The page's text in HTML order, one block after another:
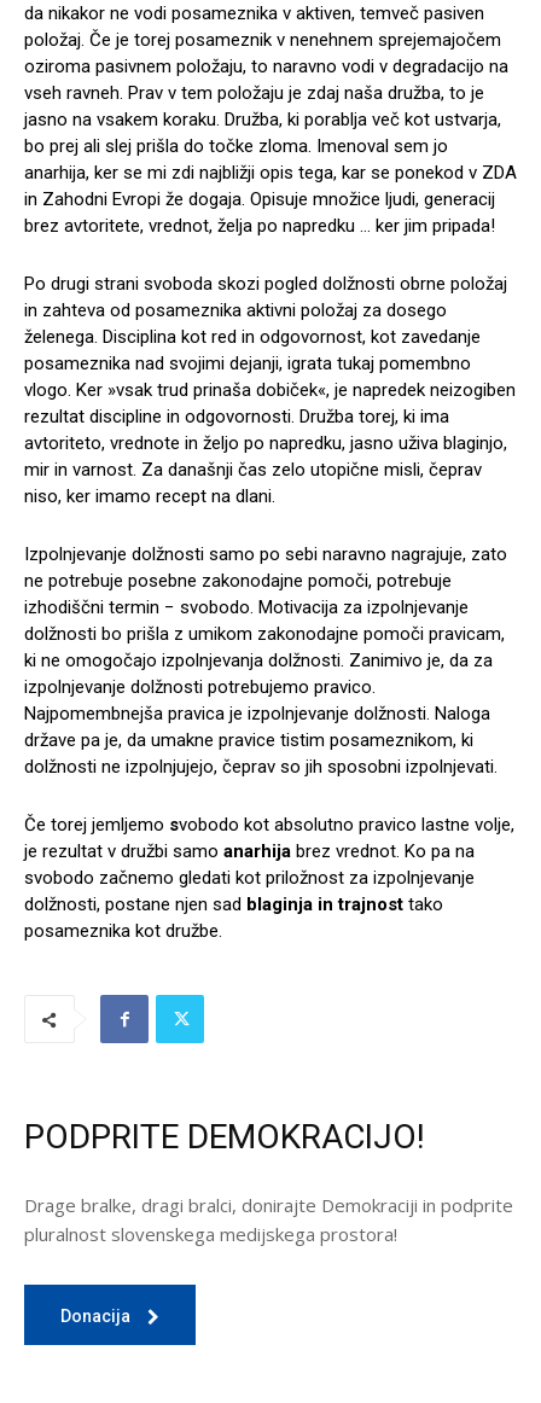
da nikakor ne vodi posameznika v aktiven, temveč pasiven
položaj. Če je torej posameznik v nenehnem sprejemajočem
oziroma pasivnem položaju, to naravno vodi v degradacijo na
vseh ravneh. Prav v tem položaju je zdaj naša družba, to je
jasno na vsakem koraku. Družba, ki porablja več kot ustvarja,
bo prej ali slej prišla do točke zloma. Imenoval sem jo
anarhija, ker se mi zdi najbližji opis tega, kar se ponekod v ZDA
in Zahodni Evropi že dogaja. Opisuje množice ljudi, generacij
brez avtoritete, vrednot, želja po napredku … ker jim pripada!
Po drugi strani svoboda skozi pogled dolžnosti obrne položaj
in zahteva od posameznika aktivni položaj za dosego
želenega. Disciplina kot red in odgovornost, kot zavedanje
posameznika nad svojimi dejanji, igrata tukaj pomembno
vlogo. Ker »vsak trud prinaša dobiček«, je napredek neizogiben
rezultat discipline in odgovornosti. Družba torej, ki ima
avtoriteto, vrednote in željo po napredku, jasno uživa blaginjo,
mir in varnost. Za današnji čas zelo utopične misli, čeprav
niso, ker imamo recept na dlani.
Izpolnjevanje dolžnosti samo po sebi naravno nagrajuje, zato
ne potrebuje posebne zakonodajne pomoči, potrebuje
izhodiščni termin − svobodo. Motivacija za izpolnjevanje
dolžnosti bo prišla z umikom zakonodajne pomoči pravicam,
ki ne omogočajo izpolnjevanja dolžnosti. Zanimivo je, da za
izpolnjevanje dolžnosti potrebujemo pravico.
Najpomembnejša pravica je izpolnjevanje dolžnosti. Naloga
države pa je, da umakne pravice tistim posameznikom, ki
dolžnosti ne izpolnjujejo, čeprav so jih sposobni izpolnjevati.
Če torej jemljemo svobodo kot absolutno pravico lastne volje,
je rezultat v družbi samo anarhija brez vrednot. Ko pa na
svobodo začnemo gledati kot priložnost za izpolnjevanje
dolžnosti, postane njen sad blaginja in trajnost tako
posameznika kot družbe.
PODPRITE DEMOKRACIJO!
Drage bralke, dragi bralci, donirajte Demokraciji in podprite
pluralnost slovenskega medijskega prostora!
Donacija